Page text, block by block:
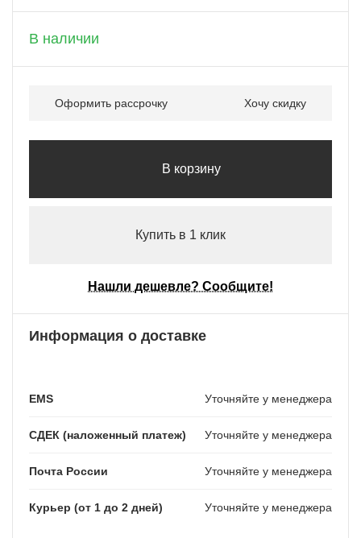
В наличии
Оформить рассрочку Хочу скидку
В корзину
Купить в 1 клик
Нашли дешевле? Сообщите!
Информация о доставке
EMS Уточняйте у менеджера
СДЕК (наложенный платеж) Уточняйте у менеджера
Почта России Уточняйте у менеджера
Курьер (от 1 до 2 дней) Уточняйте у менеджера